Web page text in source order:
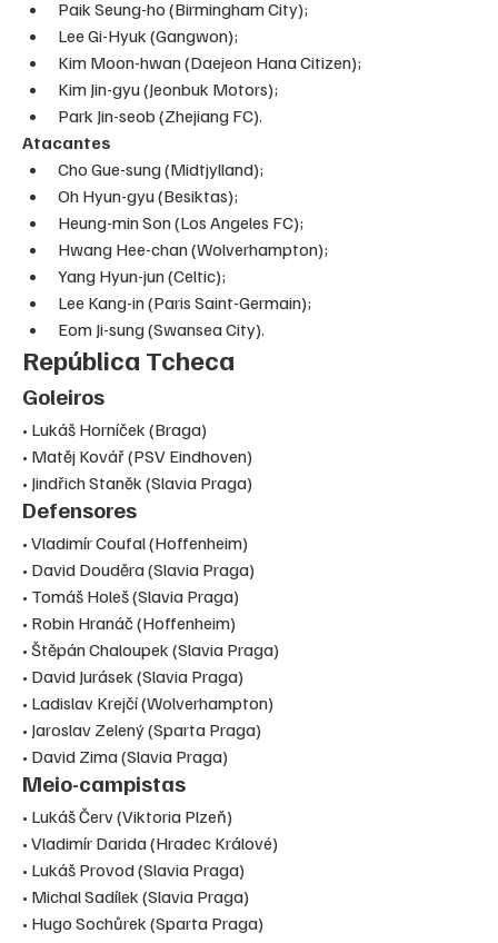
Paik Seung-ho (Birmingham City);
Lee Gi-Hyuk (Gangwon);
Kim Moon-hwan (Daejeon Hana Citizen);
Kim Jin-gyu (Jeonbuk Motors);
Park Jin-seob (Zhejiang FC).
Atacantes
Cho Gue-sung (Midtjylland);
Oh Hyun-gyu (Besiktas);
Heung-min Son (Los Angeles FC);
Hwang Hee-chan (Wolverhampton);
Yang Hyun-jun (Celtic);
Lee Kang-in (Paris Saint-Germain);
Eom Ji-sung (Swansea City).
República Tcheca
Goleiros
• Lukáš Horníček (Braga)
• Matěj Kovář (PSV Eindhoven)
• Jindřich Staněk (Slavia Praga)
Defensores
• Vladimír Coufal (Hoffenheim)
• David Douděra (Slavia Praga)
• Tomáš Holeš (Slavia Praga)
• Robin Hranáč (Hoffenheim)
• Štěpán Chaloupek (Slavia Praga)
• David Jurásek (Slavia Praga)
• Ladislav Krejčí (Wolverhampton)
• Jaroslav Zelený (Sparta Praga)
• David Zima (Slavia Praga)
Meio-campistas
• Lukáš Červ (Viktoria Plzeň)
• Vladimír Darida (Hradec Králové)
• Lukáš Provod (Slavia Praga)
• Michal Sadílek (Slavia Praga)
• Hugo Sochůrek (Sparta Praga)